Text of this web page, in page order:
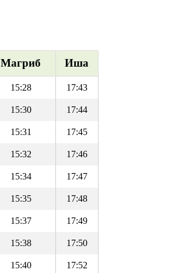
Магриб Иша
15:28 17:43
15:30 17:44
15:31 17:45
15:32 17:46
15:34 17:47
15:35 17:48
15:37 17:49
15:38 17:50
15:40 17:52